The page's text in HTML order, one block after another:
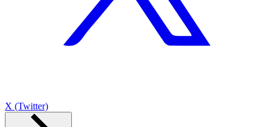
X (Twitter)